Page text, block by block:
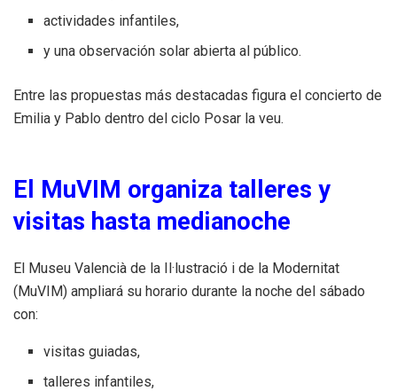
actividades infantiles,
y una observación solar abierta al público.
Entre las propuestas más destacadas figura el concierto de
Emilia y Pablo dentro del ciclo Posar la veu.
El MuVIM organiza talleres y
visitas hasta medianoche
El Museu Valencià de la Il·lustració i de la Modernitat
(MuVIM) ampliará su horario durante la noche del sábado
con:
visitas guiadas,
talleres infantiles,